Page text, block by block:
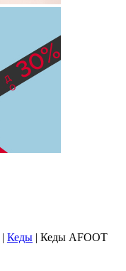
| Кеды | Кеды AFOOT